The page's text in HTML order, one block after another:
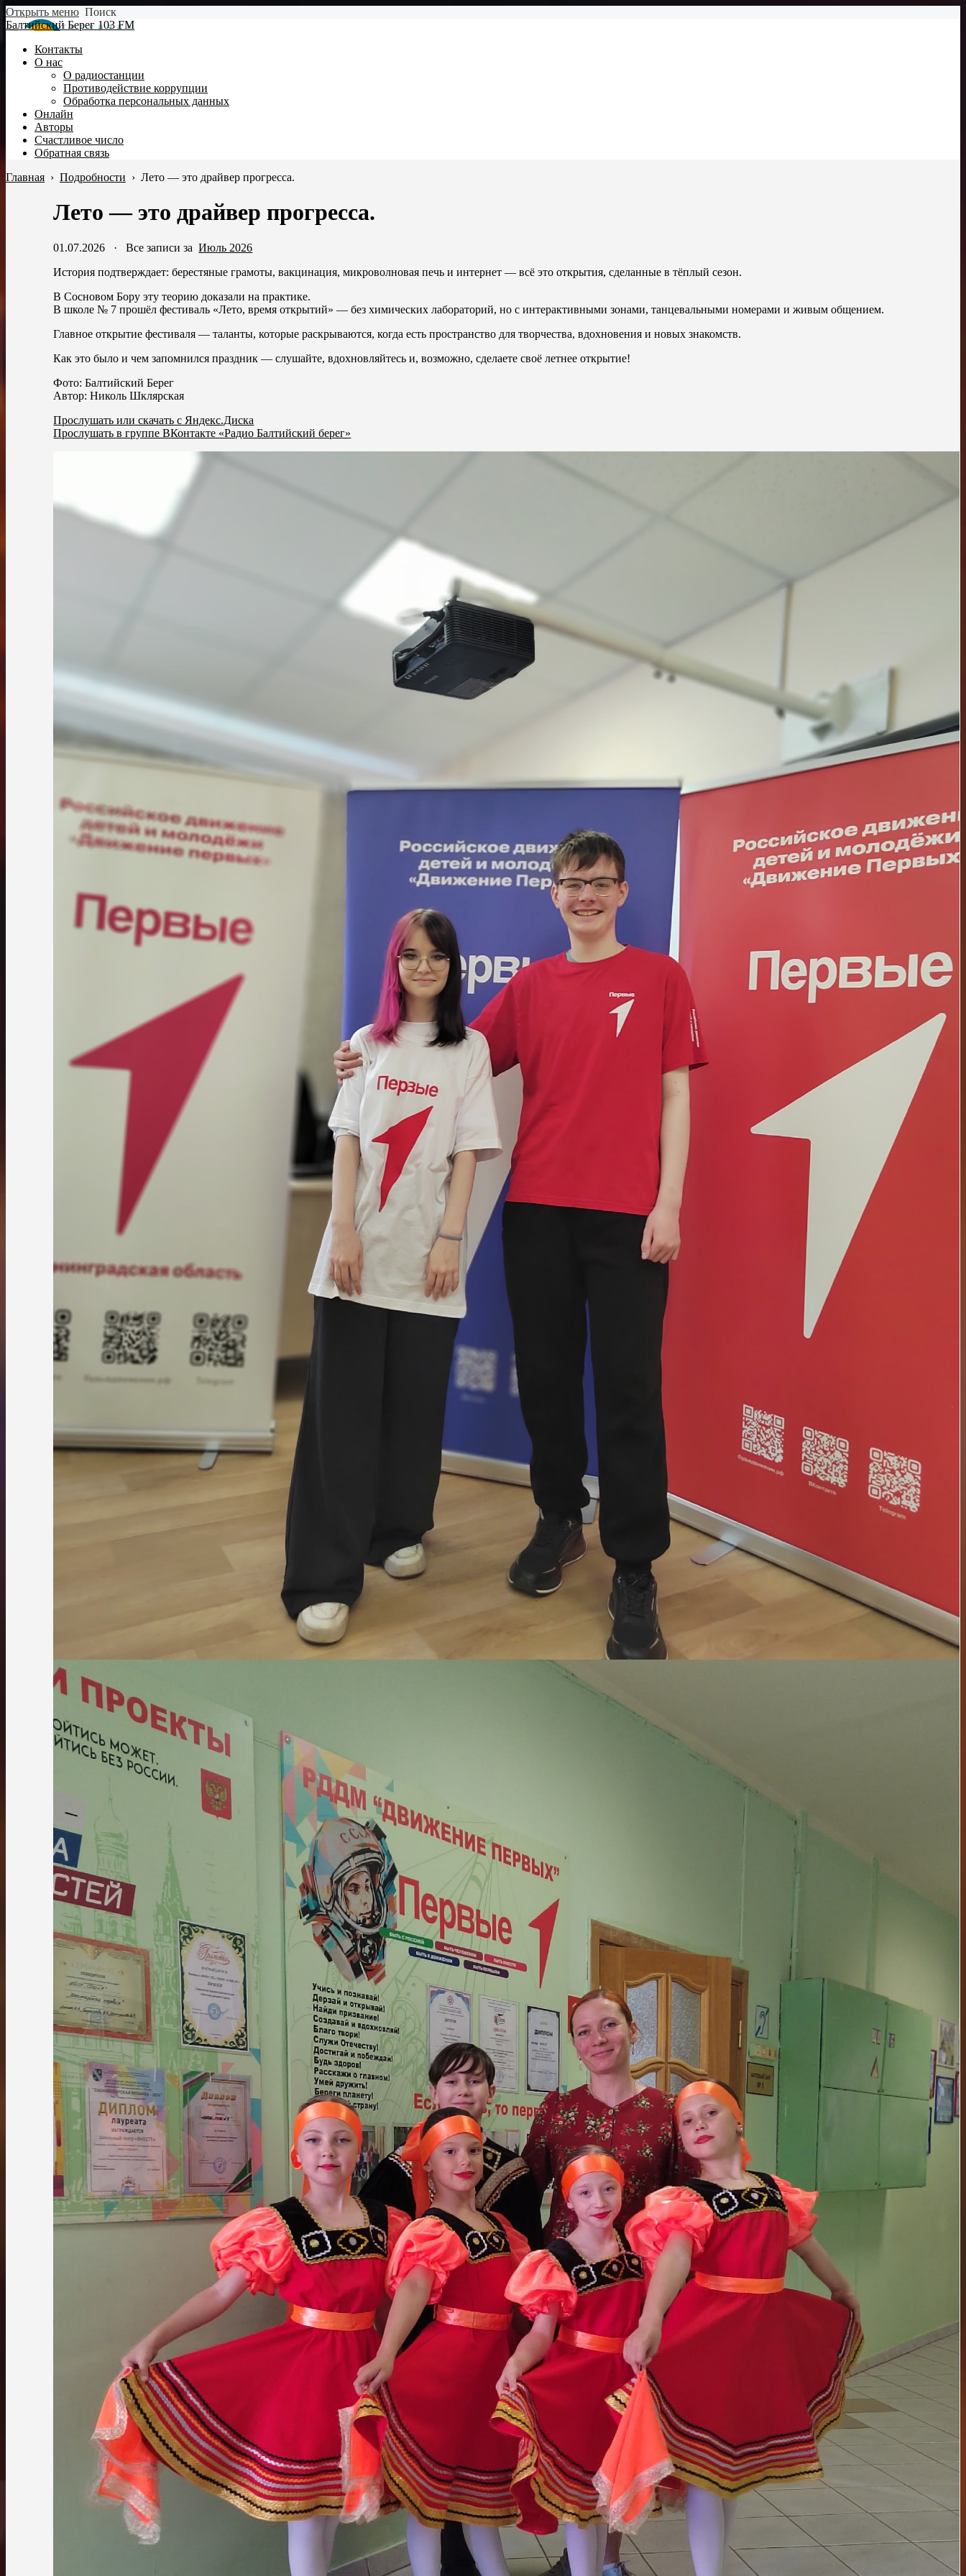
Открыть меню Поиск
Балтийский Берег 103 FM
Контакты
О нас
О радиостанции
Противодействие коррупции
Обработка персональных данных
Онлайн
Авторы
Счастливое число
Обратная связь
Главная › Подробности › Лето — это драйвер прогресса.
Лето — это драйвер прогресса.
01.07.2026 ·Все записи заИюль 2026
История подтверждает: берестяные грамоты, вакцинация, микроволновая печь и интернет — всё это открытия, сделанные в тёплый сезон.
В Сосновом Бору эту теорию доказали на практике.
В школе № 7 прошёл фестиваль «Лето, время открытий» — без химических лабораторий, но с интерактивными зонами, танцевальными номерами и живым общением.
Главное открытие фестиваля — таланты, которые раскрываются, когда есть пространство для творчества, вдохновения и новых знакомств.
Как это было и чем запомнился праздник — слушайте, вдохновляйтесь и, возможно, сделаете своё летнее открытие!
Фото: Балтийский Берег
Автор: Николь Шклярская
Прослушать или скачать с Яндекс.Диска
Прослушать в группе ВКонтакте «Радио Балтийский берег»